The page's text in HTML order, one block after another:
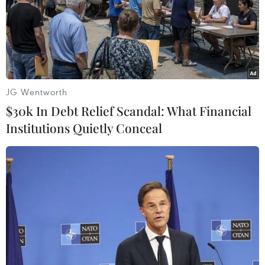
giao đồ ăn nhưng phải đảm bảo các điều kiện
nghiêm ngặt để bảo vệ sức khỏe của người dân.
Theo Bộ trưởng Y tế Jordan Saad Jaber, nước
này đã ghi nhận thêm 8 ca nhiễm trong ngày
12/4, nâng tổng số ca mắc COVID-19 tại nước
(TTXVN/Vietnam+)
JG Wentworth
$30k In Debt Relief Scandal: What Financial
Institutions Quietly Conceal